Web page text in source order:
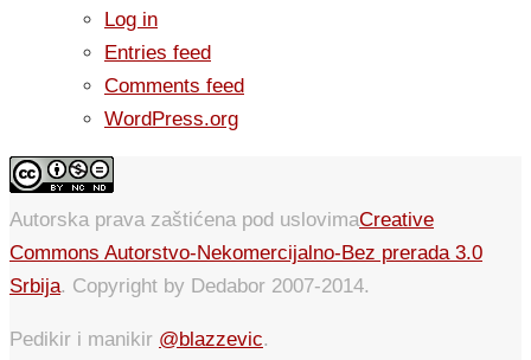
Log in
Entries feed
Comments feed
WordPress.org
Autorska prava zaštićena pod uslovimaCreative
Commons Autorstvo-Nekomercijalno-Bez prerada 3.0
Srbija. Copyright by Dedabor 2007-2014.
Pedikir i manikir @blazzevic.